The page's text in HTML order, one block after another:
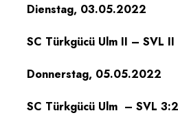
Dienstag, 03.05.2022
SC Türkgücü Ulm II – SVL
Donnerstag, 05.05.2022
SC Türkgücü Ulm – SVL